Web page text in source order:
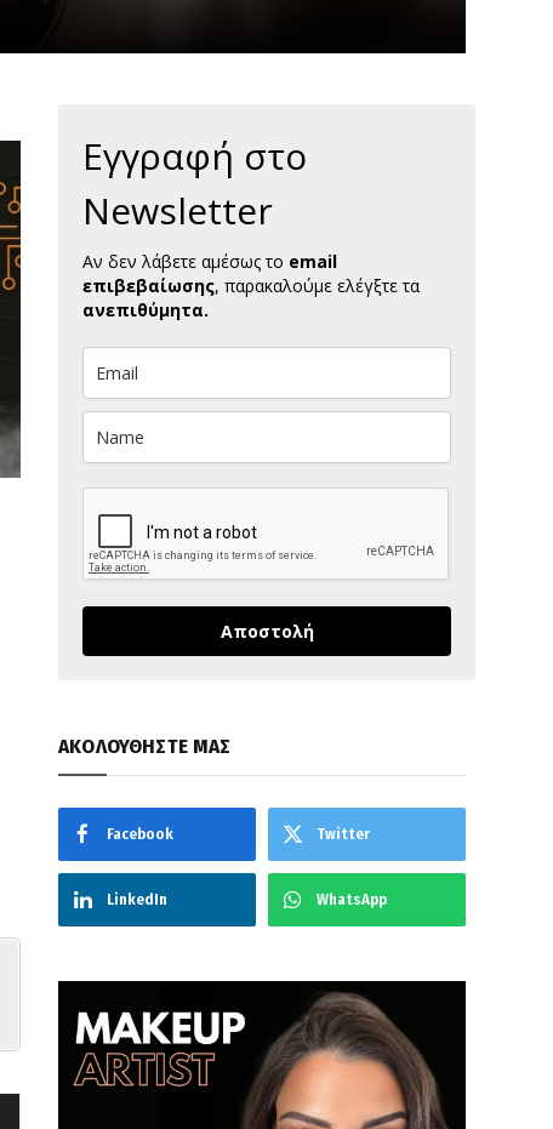
Εγγραφή στο
Newsletter
Αν δεν λάβετε αμέσως το email
επιβεβαίωσης, παρακαλούμε ελέγξτε τα
ανεπιθύμητα.
Αποστολή
ΑΚΟΛΟΥΘΗΣΤΕ ΜΑΣ
Facebook Twitter
LinkedIn WhatsApp